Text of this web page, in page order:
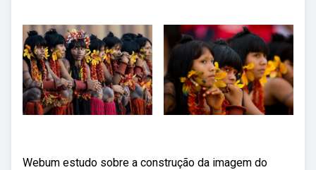
Webum estudo sobre a construção da imagem do